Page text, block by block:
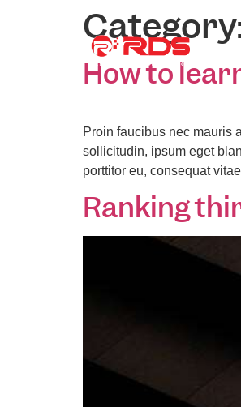
How to
Proin faucibus nec mauris
sollicitudin, ipsum eget
porttitor eu, consequat
Ranking